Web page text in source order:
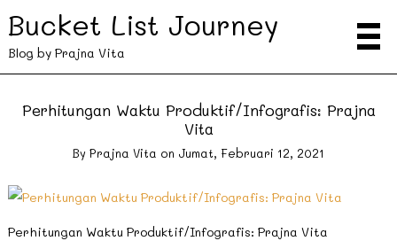
Bucket List Journey
Blog by Prajna Vita
Perhitungan Waktu Produktif/Infografis: Prajna
Vita
By Prajna Vita on Jumat, Februari 12, 2021
Perhitungan Waktu Produktif/Infografis: Prajna Vita